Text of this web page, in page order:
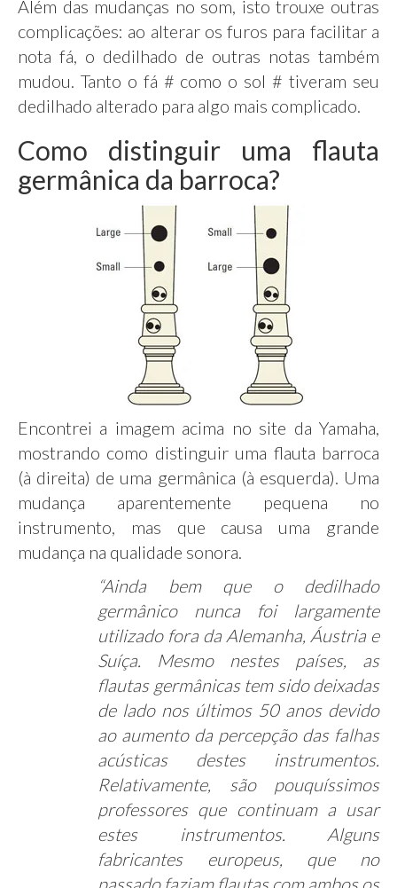
Além das mudanças no som, isto trouxe outras
complicações: ao alterar os furos para facilitar a
nota fá, o dedilhado de outras notas também
mudou. Tanto o fá # como o sol # tiveram seu
dedilhado alterado para algo mais complicado.
Como distinguir uma flauta
germânica da barroca?
Encontrei a imagem acima no site da Yamaha,
mostrando como distinguir uma flauta barroca
(à direita) de uma germânica (à esquerda). Uma
mudança aparentemente pequena no
instrumento, mas que causa uma grande
mudança na qualidade sonora.
“Ainda bem que o dedilhado
germânico nunca foi largamente
utilizado fora da Alemanha, Áustria e
Suíça. Mesmo nestes países, as
flautas germânicas tem sido deixadas
de lado nos últimos 50 anos devido
ao aumento da percepção das falhas
acústicas destes instrumentos.
Relativamente, são pouquíssimos
professores que continuam a usar
estes instrumentos. Alguns
fabricantes europeus, que no
passado faziam flautas com ambos os